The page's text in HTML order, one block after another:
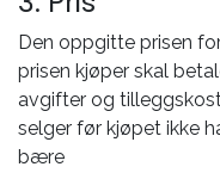
Den oppgitte prisen
prisen kjøper skal
avgifter og
selger før kjøpet ikke
bære